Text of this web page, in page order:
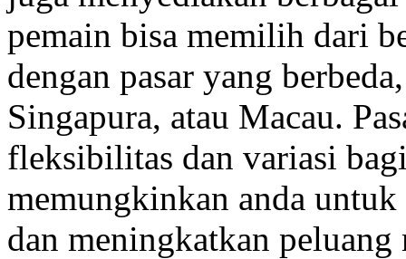
pemain bisa memilih dari
dengan pasar yang
Singapura, atau Macau.
fleksibilitas dan variasi
memungkinkan anda
dan meningkatkan peluang